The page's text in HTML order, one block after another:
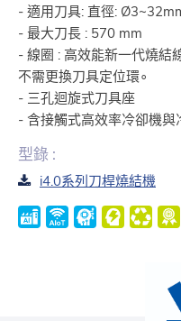
- 適用刀具: 直徑:
- 最大刀長 : 570 mm
- 線圈 : 高效能新一代燒結
不需更換刀具定位環∘
- 三孔迴旋式刀具座
- 含接觸式高效率冷卻機與
型錄 :
i4.0系列刀桿燒結機